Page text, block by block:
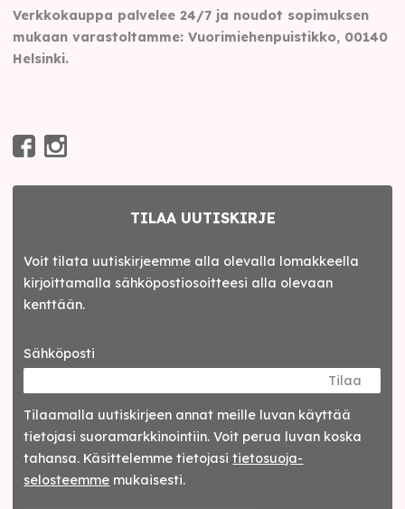
Verkkokauppa palvelee 24/7 ja noudot sopimuksen
mukaan varastoltamme: Vuorimiehenpuistikko, 00140
Helsinki.
TILAA UUTISKIRJE
Voit tilata uutiskirjeemme alla olevalla lomakkeella
kirjoittamalla sähköpostiosoitteesi alla olevaan
kenttään.
Sähköposti
Tilaa
Tilaamalla uutis­kirjeen annat meille luvan käyttää
tietojasi suora­markkinointiin. Voit perua luvan koska
tahansa. Käsittelemme tietojasitieto­suoja­
selosteemme mukaisesti.